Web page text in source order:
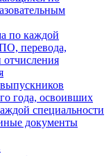
по каждой
перевода,
отчисления
года, освоивших
специальности
документы